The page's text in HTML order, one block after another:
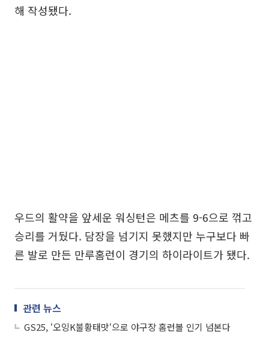
해 작성됐다.
우드의 활약을 앞세운 워싱턴은 메츠를 9-6으로 꺾고
승리를 거뒀다. 담장을 넘기지 못했지만 누구보다 빠
른 발로 만든 만루홈런이 경기의 하이라이트가 됐다.
관련 뉴스
GS25, ‘오잉K불황태맛‘으로 야구장 홈런볼 인기 넘본다